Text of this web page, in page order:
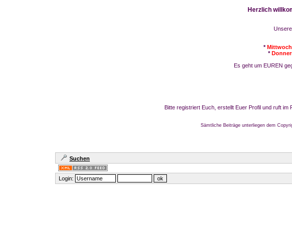
Herzlich
*
*
Es geht um EUREN
Bitte registriert Euch, erstellt Euer Profil und ruft
Sämtliche Beiträge unterliegen dem
Suchen
Login: